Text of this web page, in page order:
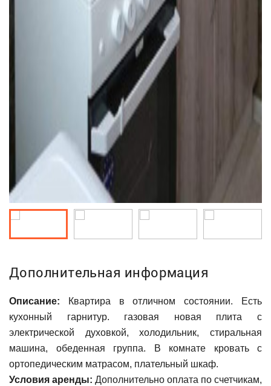
Дополнительная информация
Описание: Квартира в отличном состоянии. Есть
кухонный гарнитур. газовая новая плита с
электрической духовкой, холодильник, стиральная
машина, обеденная группа. В комнате кровать с
ортопедическим матрасом, плательный шкаф.
Условия аренды: Дополнительно оплата по счетчикам,